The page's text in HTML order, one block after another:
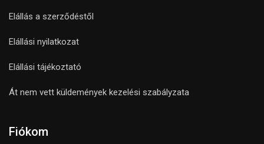
Elállás a szerződéstől
Elállási nyilatkozat
Elállási tájékoztató
Át nem vett küldemények kezelési szabályzata
Fiókom